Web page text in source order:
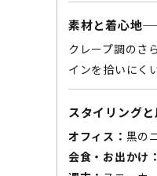
素材と着心地
クレープ調のさ
インを拾いにく
スタイリング
オフィス： 黒の
会食・お出かけ：